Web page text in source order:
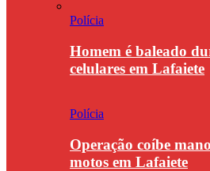
Polícia
Homem é baleado
celulares em Lafaiete
Polícia
Operação coíbe
motos em Lafaiete